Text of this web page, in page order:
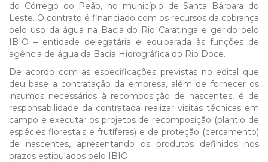
do Córrego do Peão, no município de Santa Bárbara do
Leste. O contrato é financiado com os recursos da cobrança
pelo uso da água na Bacia do Rio Caratinga e gerido pelo
IBIO – entidade delegatária e equiparada às funções de
agência de água da Bacia Hidrográfica do Rio Doce.
De acordo com as especificações previstas no edital que
deu base a contratação da empresa, além de fornecer os
insumos necessários à recomposição de nascentes, é de
responsabilidade da contratada realizar visitas técnicas em
campo e executar os projetos de recomposição (plantio de
espécies florestais e frutíferas) e de proteção (cercamento)
de nascentes, apresentando os produtos definidos nos
prazos estipulados pelo IBIO.